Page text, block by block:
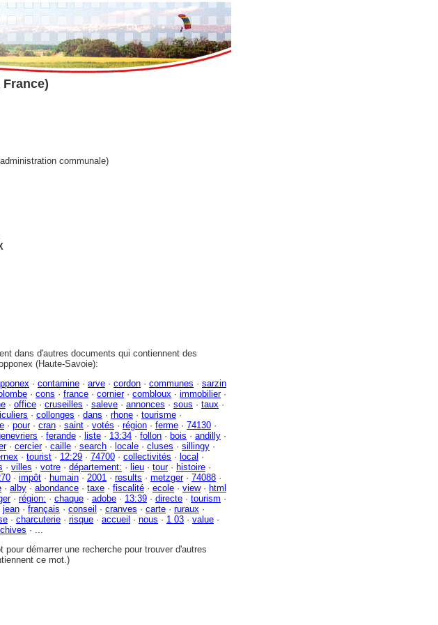
communale)
dans d'autres documents qui contiennent des
(Haute-Savoie):
· contamine · arve · cordon · communes · sarzin
· cons · france · cornier· combloux · immobilier·
· office · cruseilles · saleve · annonces · sous · taux ·
· collonges · dans · rhone · tourisme ·
· pour· cran · saint · votés · région · ferme · 74130 ·
· ferande · liste · 13:34 · follon · bois · andilly ·
· cercier· caille · search · locale · cluses · sillingy ·
· tourist · 12:29 · 74700 · collectivités · local ·
· villes · votre · département: · lieu · tour· histoire ·
· impôt · humain · 2001 · results · metzger· 74088 ·
· alby · abondance · taxe · fiscalité · ecole · view· html
· région: · chaque · adobe · 13:39 · directe · tourism ·
jean · français · conseil · cranves · carte · ruraux ·
· charcuterie · risque · accueil · nous · 1 03 · value ·
· ...
pour démarrer une recherche pour trouver d'autres
ce mot.)